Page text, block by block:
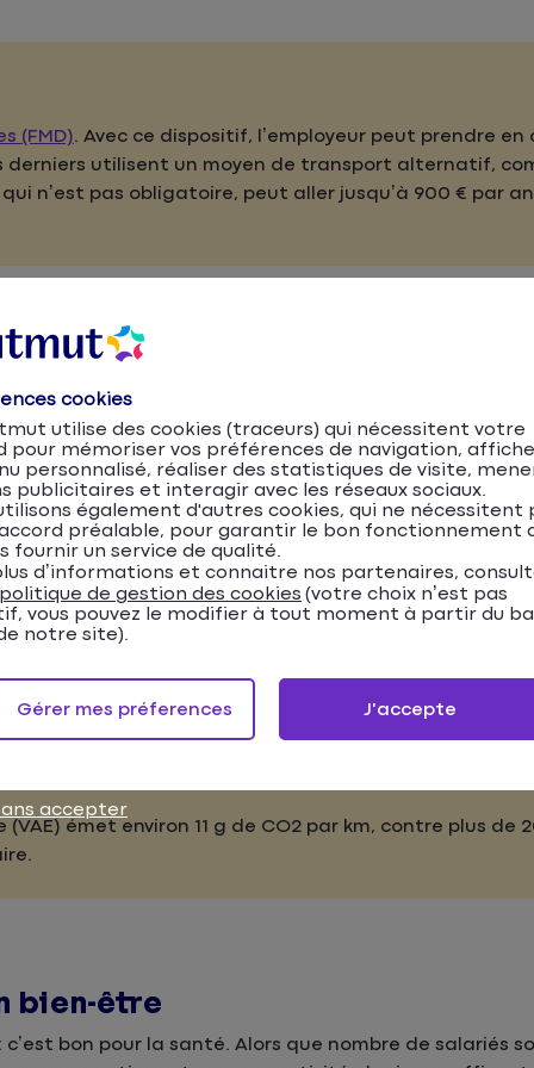
(FMD). Avec ce dispositif, l’employeur peut prendre en
derniers utilisent un moyen de transport alternatif,
n’est pas obligatoire, peut aller jusqu’à 900 € par
matériaux nécessaires à sa fabrication, le vélo n’est
autres modes de transport, puisque la seule énergie
mollets.
ne nécessite ni carburant ni alimentation. Il ne
et ne requiert aucune recharge électrique. Même si
carbone demeure excellente.
plutôt qu’en voiture contribue à diminuer la
émet environ 11 g de CO2 par km, contre plus de
bien-être
: c’est bon pour la santé. Alors que nombre de salariés
cookies
utilise des cookies (traceurs) qui nécessitent votre
pour mémoriser vos préférences de navigation,
personnalisé, réaliser des statistiques de visite,
publicitaires et interagir avec les réseaux sociaux.
également d'autres cookies, qui ne nécessitent
préalable, pour garantir le bon fonctionnement
fournir un service de qualité.
d’informations et connaitre nos partenaires,
politique de gestion des cookies (votre choix n’est pas
vous pouvez le modifier à tout moment à partir du
notre site).
accepter
Gérer mes préferences J'accepte